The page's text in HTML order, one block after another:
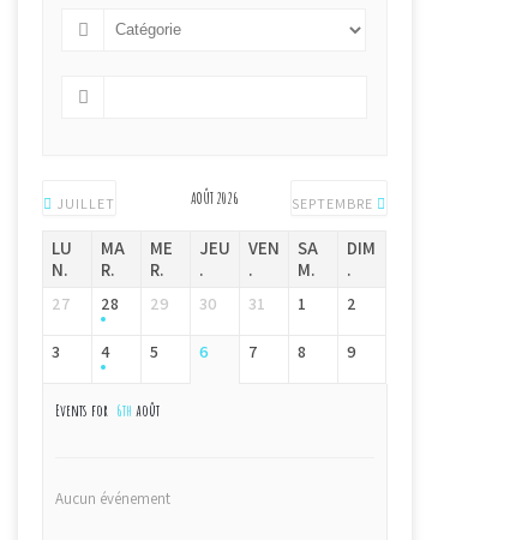
JUILLET AOÛT 2026 SEPTEMBRE
LU
N.
MA
R.
ME
R.
JEU
.
VEN
.
SA
M.
DIM
.
27 28 29 30 31 1 2
3 4 5 6 7 8 9
Events for 6th août
Aucun événement